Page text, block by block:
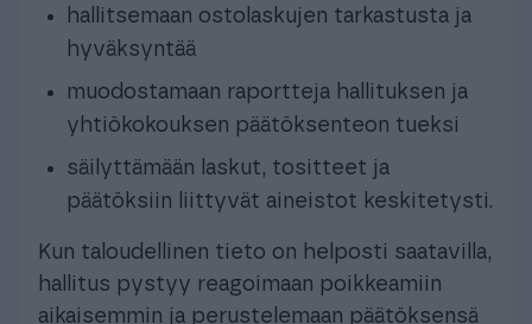
hallitsemaan ostolaskujen tarkastusta ja
hyväksyntää
muodostamaan raportteja hallituksen ja
yhtiökokouksen päätöksenteon tueksi
säilyttämään laskut, tositteet ja
päätöksiin liittyvät aineistot keskitetysti.
Kun taloudellinen tieto on helposti saatavilla,
hallitus pystyy reagoimaan poikkeamiin
aikaisemmin ja perustelemaan päätöksensä